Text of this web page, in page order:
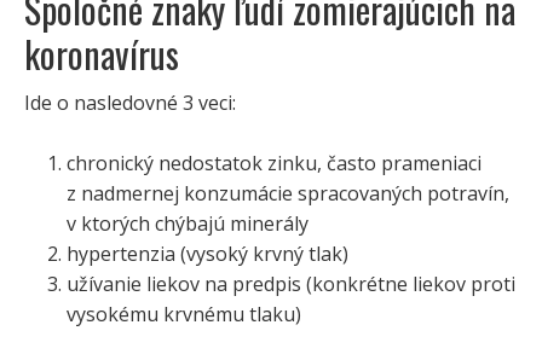
koronavírus
Ide o nasledovné 3 veci:
chronický nedostatok zinku, často prameniaci
z nadmernej konzumácie spracovaných potravín,
v ktorých chýbajú minerály
hypertenzia (vysoký krvný tlak)
užívanie liekov na predpis (konkrétne liekov proti
vysokému krvnému tlaku)